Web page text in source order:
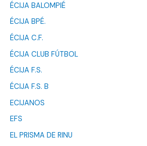
ÉCIJA BALOMPIÉ
ÉCIJA BPÉ.
ÉCIJA C.F.
ÉCIJA CLUB FÚTBOL
ÉCIJA F.S.
ÉCIJA F.S. B
ECIJANOS
EFS
EL PRISMA DE RINU